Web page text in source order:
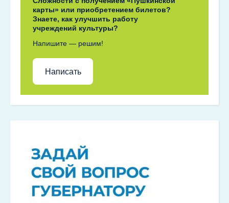
карты» или приобретением билетов?
Знаете, как улучшить работу
учреждений культуры?
Напишите — решим!
Написать